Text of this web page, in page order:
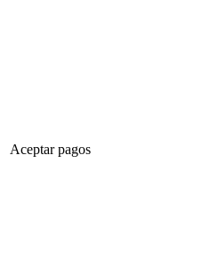
Aceptar pagos